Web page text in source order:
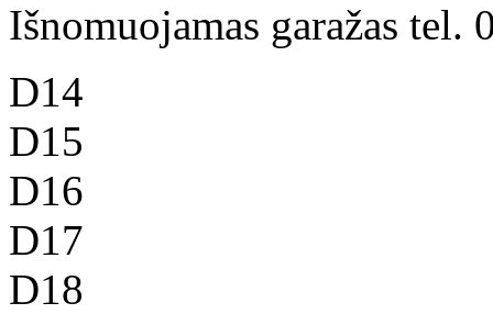
Išnomuojamas garažas tel.
D14
D15
D16
D17
D18